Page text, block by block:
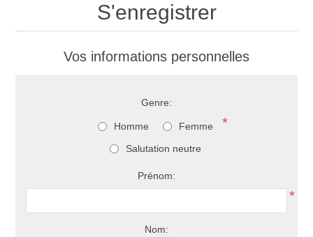
S'enregistrer
Vos informations personnelles
Genre:
Homme
Femme
Salutation neutre
*
Prénom:
*
Nom: